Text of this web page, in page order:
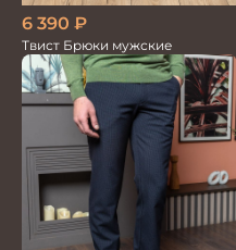
6 390 ₽
Твист Брюки мужские